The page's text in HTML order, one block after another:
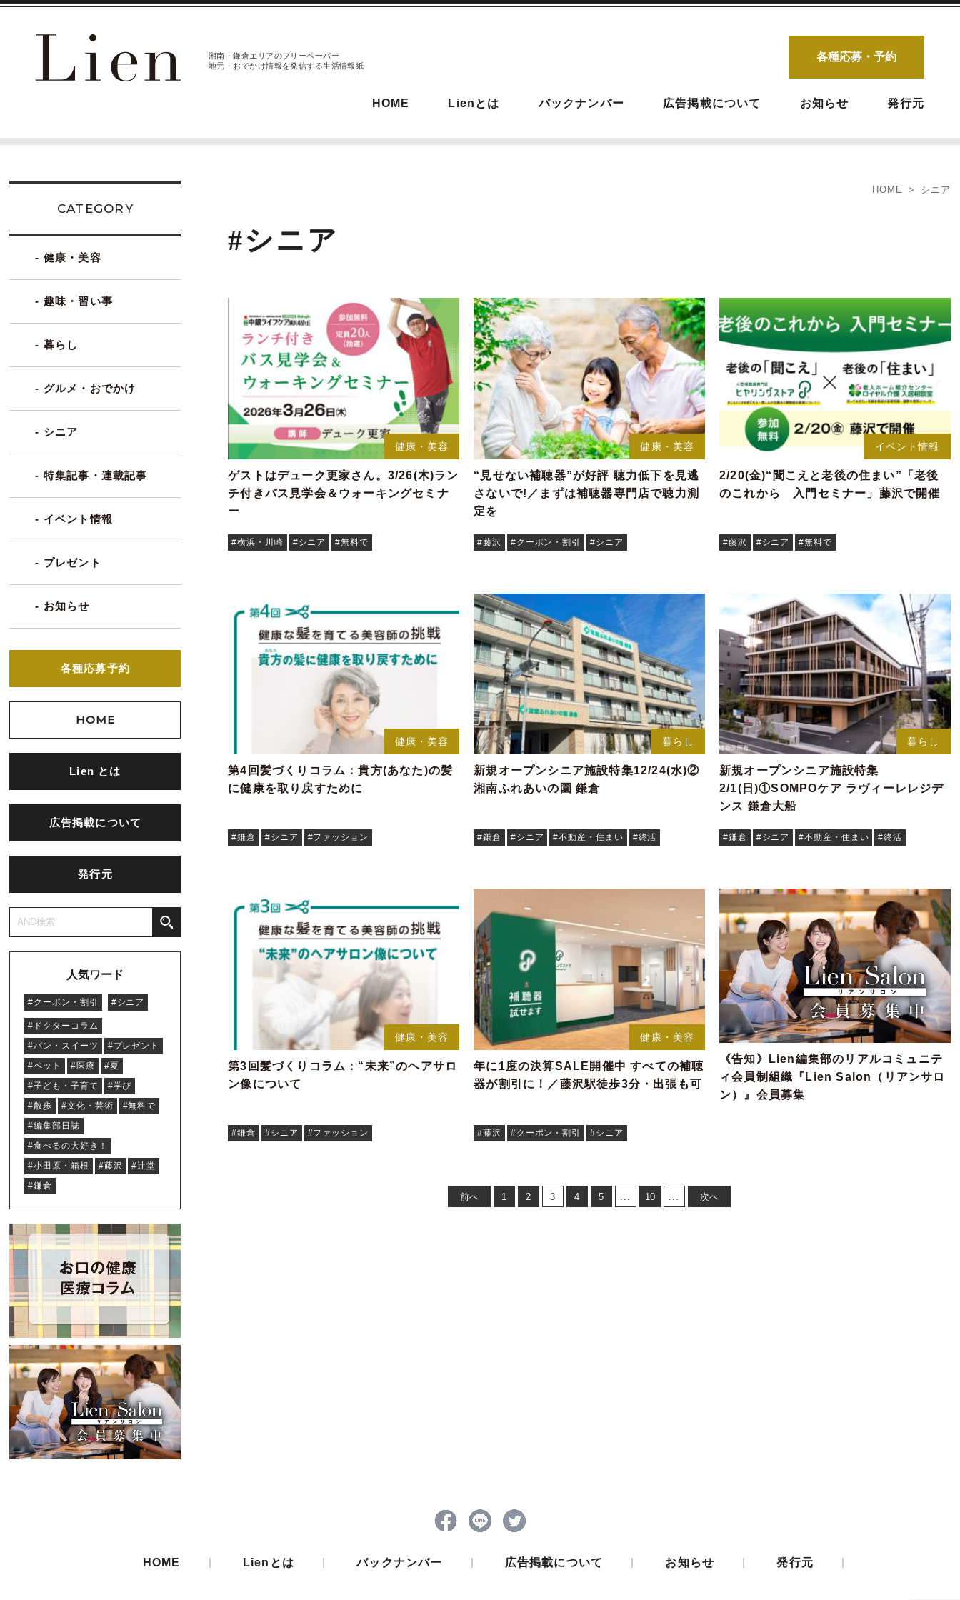
湘南・鎌倉エリアのフリーペーパー
地元・おでかけ情報を発信する生活情報紙
各種応募・予約
HOME Lienとは バックナンバー 広告掲載について お知らせ 発行元
CATEGORY
- 健康・美容
- 趣味・習い事
- 暮らし
- グルメ・おでかけ
- シニア
- 特集記事・連載記事
- イベント情報
- プレゼント
- お知らせ
各種応募予約
HOME
Lien とは
広告掲載について
発行元
人気ワード
#クーポン・割引 #シニア
#ドクターコラム
#パン・スイーツ
#プレゼント
#ペット
#医療
#夏
#子ども・子育て
#学び
#散歩
#文化・芸術
#無料で
#編集部日誌
#食べるの大好き！
#小田原・箱根
#藤沢
#辻堂
#鎌倉
HOME シニア
#シニア
健康・美容
ゲストはデューク更家さん。3/26(木)ラン
チ付きバス見学会＆ウォーキングセミナ
ー
#横浜・川崎 #シニア #無料で
健康・美容
“見せない補聴器”が好評 聴力低下を見逃
さないで!／まずは補聴器専門店で聴力測
定を
#藤沢 #クーポン・割引 #シニア
イベント情報
2/20(金)“聞こえと老後の住まい”「老後
のこれから 入門セミナー」藤沢で開催
#藤沢 #シニア #無料で
健康・美容
第4回髪づくりコラム：貴方(あなた)の髪
に健康を取り戻すために
#鎌倉 #シニア #ファッション
暮らし
新規オープンシニア施設特集12/24(水)②
湘南ふれあいの園 鎌倉
#鎌倉 #シニア #不動産・住まい #終活
暮らし
新規オープンシニア施設特集
2/1(日)①SOMPOケア ラヴィーレレジデ
ンス 鎌倉大船
#鎌倉 #シニア #不動産・住まい #終活
健康・美容
第3回髪づくりコラム：“未来”のヘアサロ
ン像について
#鎌倉 #シニア #ファッション
健康・美容
年に1度の決算SALE開催中 すべての補聴
器が割引に！／藤沢駅徒歩3分・出張も可
#藤沢 #クーポン・割引 #シニア
《告知》Lien編集部のリアルコミュニテ
ィ会員制組織『Lien Salon（リアンサロ
ン）』会員募集
前へ 1 2 3 4 5 10 次へ
HOME | Lienとは | バックナンバー | 広告掲載について | お知らせ | 発行元 |